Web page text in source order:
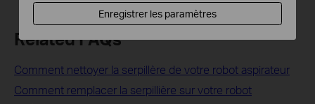
Related FAQs
Comment nettoyer la serpillère de votre robot aspirateur
Comment remplacer la serpillière sur votre robot
Enregistrer les paramètres